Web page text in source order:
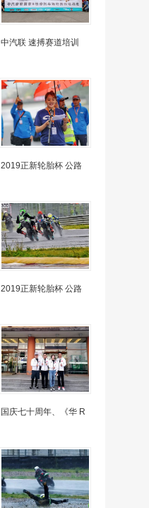
中汽联 速搏赛道培训
2019正新轮胎杯 公路
2019正新轮胎杯 公路
国庆七十周年、《华 R